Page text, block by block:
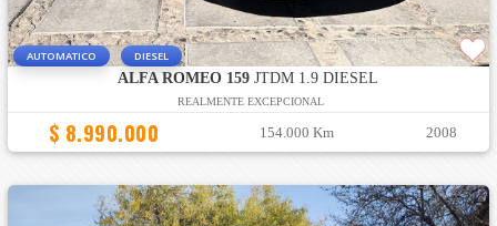
AUTOMATICO DIESEL
ALFA ROMEO 159 JTDM 1.9 DIESEL
REALMENTE EXCEPCIONAL
$ 8.990.000 154.000 Km 2008